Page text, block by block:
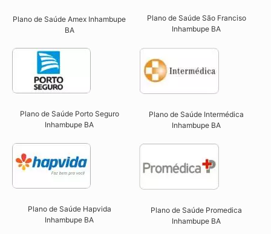
Plano de Saúde Amex Inhambupe
BA
Plano de Saúde São Franciso
Inhambupe BA​
Plano de Saúde Porto Seguro
Inhambupe BA​
Plano de Saúde Intermédica
Inhambupe BA​
Plano de Saúde Hapvida
Inhambupe BA​
Plano de Saúde Promedica
Inhambupe BA